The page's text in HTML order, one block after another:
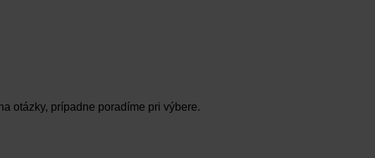
otázky, prípadne poradíme pri výbere.